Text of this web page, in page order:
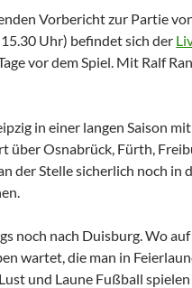
Vorbericht zur Partie
Uhr) befindet sich der
vor dem Spiel. Mit Ralf
in einer langen Saison
über Osnabrück, Fürth,
der Stelle sicherlich noch in
noch nach Duisburg. Wo
wartet, die man in
und Laune Fußball